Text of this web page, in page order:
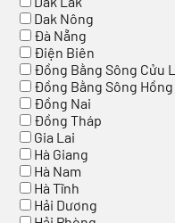
Dak Nông
Đà Nẵng
Điện Biên
Đồng Bằng Sông Cửu
Đồng Bằng Sông Hồng
Đồng Nai
Đồng Tháp
Gia Lai
Hà Giang
Hà Nam
Hà Tĩnh
Hải Dương